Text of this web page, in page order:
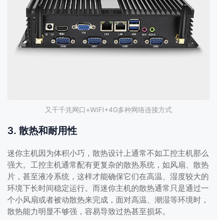
又千千兆网口+WIFI+4G多种网络连接方式
3. 散热和耐用性
迷你主机因为体积小巧，散热设计上通常不如工控主机那么
强大。工控主机通常配有更复杂的散热系统，如风扇、散热
片，甚至液冷系统，这样才能确保它们在高温、湿度较大的
环境下长时间稳定运行。而迷你主机的散热通常只是通过一
个小风扇或者被动散热来完成，面对高温、潮湿等环境时，
散热能力明显不够强，容易导致过热甚至损坏。